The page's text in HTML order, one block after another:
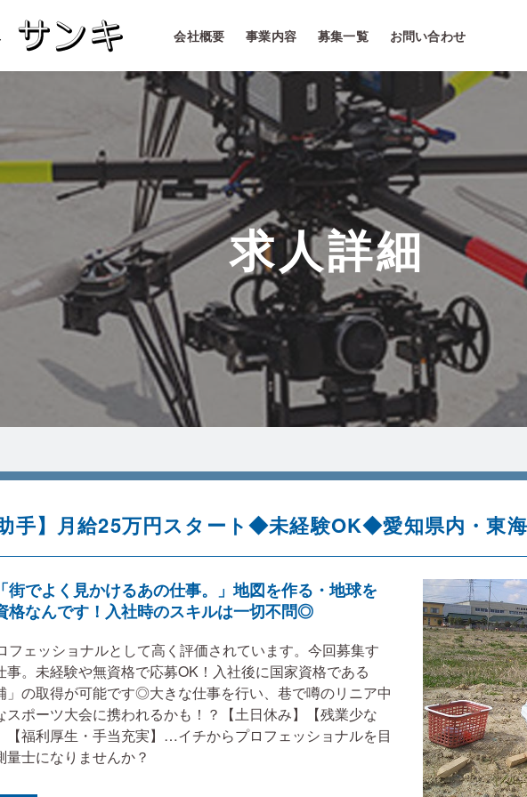
会社概要 事業内容 募集一覧 お問い合わせ
求人詳細
助手】月給25万円スタート◆未経験OK◆愛知県内・東
街でよく見かけるあの仕事。」地図を作る・地球を
なんです！入社時のスキルは一切不問◎
フェッショナルとして高く評価されています。今回募集す
事。未経験や無資格で応募OK！入社後に国家資格である
」の取得が可能です◎大きな仕事を行い、巷で噂のリニア中
スポーツ大会に携われるかも！？【土日休み】【残業少な
【福利厚生・手当充実】…イチからプロフェッショナルを目
士になりませんか？